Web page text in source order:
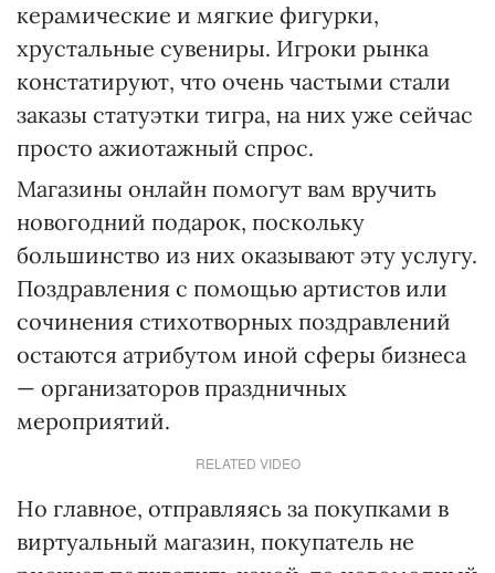
керамические и мягкие фигурки,
хрустальные сувениры. Игроки рынка
констатируют, что очень частыми стали
заказы статуэтки тигра, на них уже сейчас
просто ажиотажный спрос.
Магазины онлайн помогут вам вручить
новогодний подарок, поскольку
большинство из них оказывают эту услугу.
Поздравления с помощью артистов или
сочинения стихотворных поздравлений
остаются атрибутом иной сферы бизнеса
— организаторов праздничных
мероприятий.
RELATED VIDEO
Но главное, отправляясь за покупками в
виртуальный магазин, покупатель не